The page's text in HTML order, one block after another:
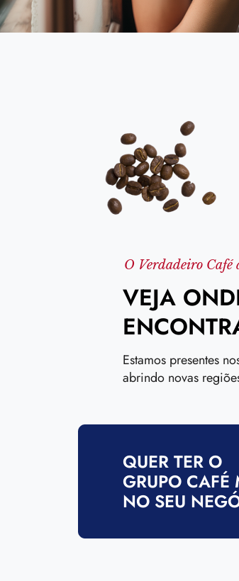
O Verdadeiro Café
VEJA
Estamos presentes
abrindo novas
QUER TER O
GRUPO CAFÉ
NO SEU